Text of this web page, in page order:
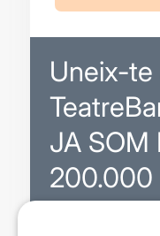
Uneix-te
JA SOM
200.000